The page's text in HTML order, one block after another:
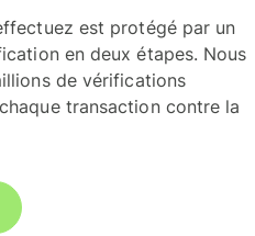
est protégé par un
en deux étapes. Nous
de vérifications
transaction contre la